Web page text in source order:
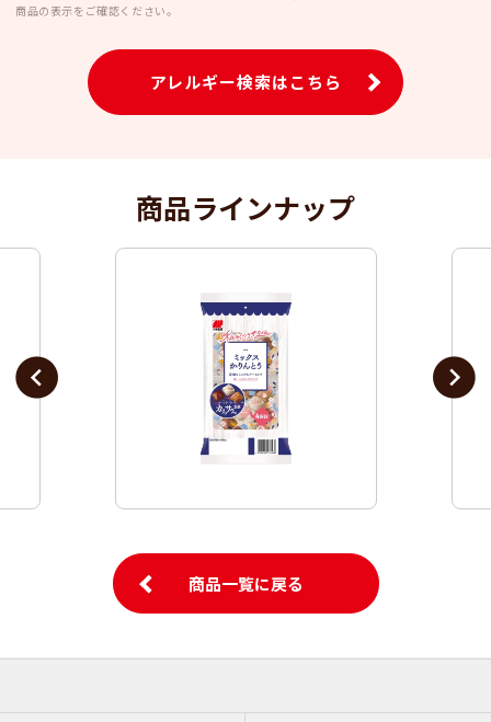
商品の表示をご確認ください。
アレルギー検索はこちら
商品ラインナップ
Previous Next
商品一覧に戻る